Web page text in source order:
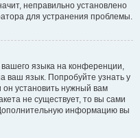
неправильно установлено
для устранения проблемы.
языка на конференции,
ваш язык. Попробуйте узнать у
установить нужный вам
не существует, то вы сами
информацию вы